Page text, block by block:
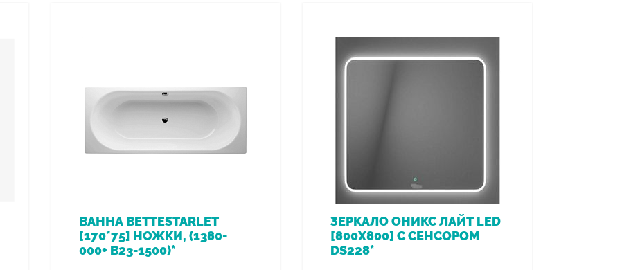
ВАННА BETTESTARLET
[170*75] НОЖКИ, (1380-
000+ B23-1500)*
ЗЕРКАЛО ОНИКС ЛАЙТ LED
[800Х800] С СЕНСОРОМ
DS228*